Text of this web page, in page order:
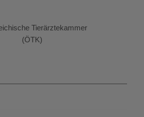
Tierärztekammer
(ÖTK)